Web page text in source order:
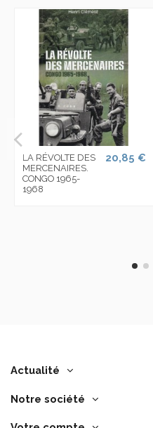
LA RÉVOLTE DES
MERCENAIRES.
CONGO 1965-
1968
20,85 €
Actualité
Notre société